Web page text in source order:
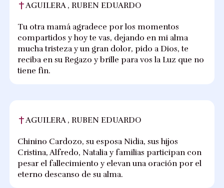
AGUILERA , RUBEN EDUARDO
Tu otra mamá agradece por los momentos
compartidos y hoy te vas, dejando en mi alma
mucha tristeza y un gran dolor, pido a Dios, te
reciba en su Regazo y brille para vos la Luz que no
tiene fin.
AGUILERA , RUBEN EDUARDO
Chinino Cardozo, su esposa Nidia, sus hijos
Cristina, Alfredo, Natalia y familias participan con
pesar el fallecimiento y elevan una oración por el
eterno descanso de su alma.